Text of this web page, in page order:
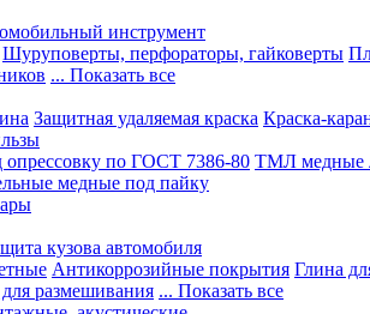
инструмент
Шуруповерты, перфораторы, гайковерты
... Показать все
Защитная удаляемая краска Краска-
по ГОСТ 7386-80 ТМЛ медные
медные под пайку
кузова автомобиля
Антикоррозийные покрытия Глина
размешивания ... Показать все